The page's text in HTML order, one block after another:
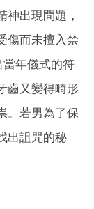
神出現問題，
傷而未擅入禁
年儀式的符
齒又變得畸形
。若男為了保
出詛咒的秘